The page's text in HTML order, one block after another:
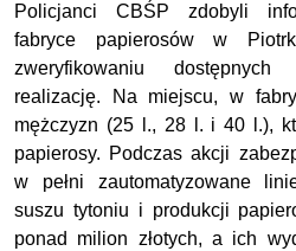
Policjanci CBŚP zdobyli
fabryce papierosów w
zweryfikowaniu dostępnych
realizację. Na miejscu, w
mężczyzn (25 l., 28 l. i 40 l.),
papierosy. Podczas akcji
w pełni zautomatyzowane
suszu tytoniu i produkcji
ponad milion złotych, a ich